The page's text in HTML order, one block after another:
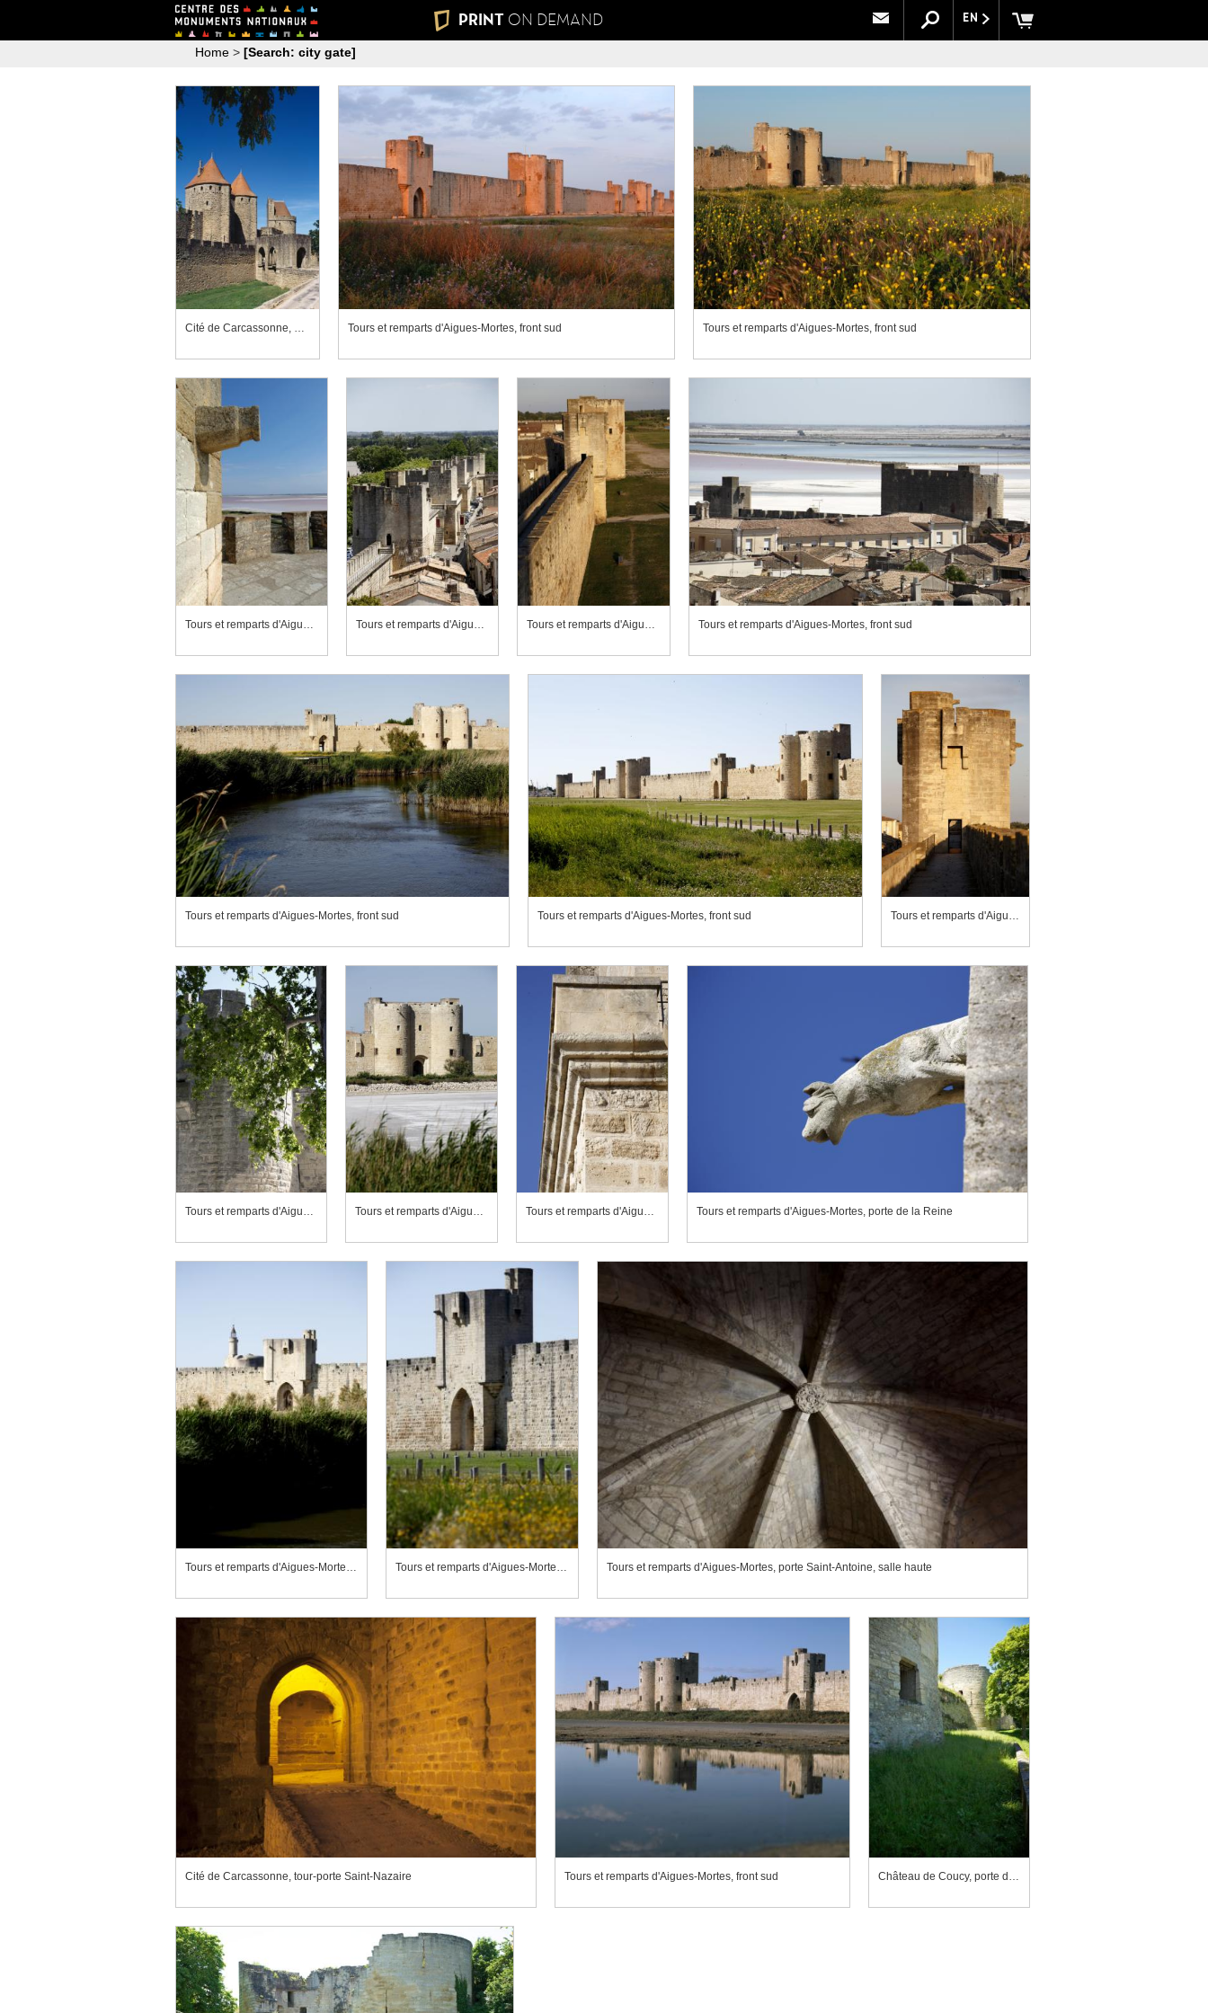
EN
PRINT ON DEMAND
Home > [Search: city gate]
Cité de Carcassonne, porte Narbonnaise Tours et remparts d'Aigues-Mortes, front sud Tours et remparts d'Aigues-Mortes, front sud
Tours et remparts d'Aigues-Mortes, terrasse d'une porte du front sud Tours et remparts d'Aigues-Mortes, front nord Tours et remparts d'Aigues-Mortes, front sud Tours et remparts d'Aigues-Mortes, front sud
Tours et remparts d'Aigues-Mortes, front sud Tours et remparts d'Aigues-Mortes, front sud Tours et remparts d'Aigues-Mortes, front sud, porte de l'Arsenal
Tours et remparts d'Aigues-Mortes, porte de la Gardette Tours et remparts d'Aigues-Mortes, porte de la Marine Tours et remparts d'Aigues-Mortes, porte de la Reine Tours et remparts d'Aigues-Mortes, porte de la Reine
Tours et remparts d'Aigues-Mortes, porte des Galions Tours et remparts d'Aigues-Mortes, porte des Galions Tours et remparts d'Aigues-Mortes, porte Saint-Antoine, salle haute
Cité de Carcassonne, tour-porte Saint-Nazaire Tours et remparts d'Aigues-Mortes, front sud Château de Coucy, porte de Laon